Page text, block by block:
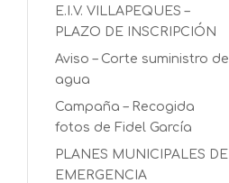
E.I.V. VILLAPEQUES –
PLAZO DE INSCRIPCIÓN
Aviso – Corte suministro de
agua
Campaña – Recogida
fotos de Fidel García
PLANES MUNICIPALES DE
EMERGENCIA